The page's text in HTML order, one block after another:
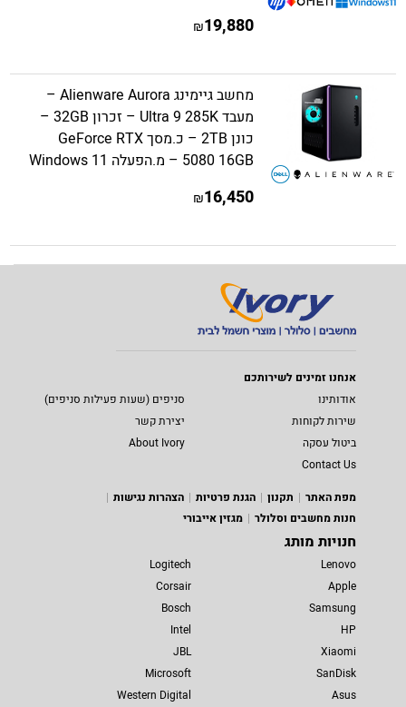
19,880
₪
מחשב גיימינג Alienware Aurora –
מעבד Ultra 9 285K – זכרון 32GB –
כונן 2TB – כ.מסך GeForce RTX
5080 16GB – מ.הפעלה Windows 11
16,450
₪
אנחנו זמינים לשירותכם
אודותינו
סניפים (שעות פעילות סניפים)
שירות לקוחות
יצירת קשר
ביטול עסקה
About Ivory
Contact Us
מפת האתר
תקנון הגנת פרטיות
הצהרות נגישות
חנות מחשבים וסלולר
מגזין אייבורי
חנויות מותג
Lenovo
Apple
Samsung
HP
Xiaomi
SanDisk
Asus
Logitech
Corsair
Bosch
Intel
JBL
Microsoft
Western Digital